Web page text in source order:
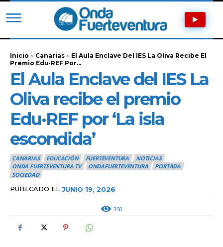
Inicio Canarias
El Aula Enclave Del IES La Oliva Recibe El
Premio Edu·REF Por...
El Aula Enclave del IES La
Oliva recibe el premio
Edu·REF por ‘La isla
escondida’
CANARIAS EDUCACIÓN FUERTEVENTURA
NOTICIAS
ONDA FUERTEVENTURA TV
ONDAFUERTEVENTURA
PORTADA
SOCIEDAD
PUBLCADO EL JUNIO 19, 2026
350